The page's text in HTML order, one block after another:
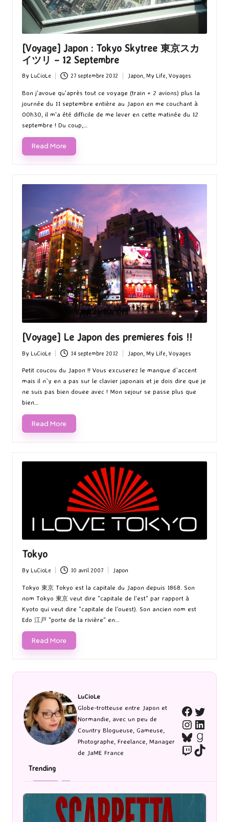
[Voyage] Japon : Tokyo Skytree 東京スカ
イツリ – 12 Septembre
Posted
by
By LuCioLe 27 septembre 2012
Posted
in
Japon, My Life, Voyages
Bon j'avoue qu'après tout ce voyage (train + 2 avions) plus la
journée du 11 septembre entière au Japon en me couchant à
00h30, il m'a été difficile de me lever en cette matinée du 12
septembre ! Du coup,…
Read More
[Voyage] Le Japon des premieres fois !!
Posted
by
By LuCioLe 14 septembre 2012
Posted
in
Japon My Life Voyages
Petit coucou du Japon !! Vous excuserez le manque d`accent
mais il n`y en a pas sur le clavier japonais et je dois dire que je
ne suis pas bien douee avec ! Mon sejour se passe plus que
bien…
Read More
Tokyo
Posted
by
By LuCioLe 10 avril 2007
Posted
Japon
Tokyo 東京 Tokyo est la capitale du Japon depuis 1868. Son
nom Tokyo 東京 veut dire "capitale de l'est" par rapport à
Kyoto qui veut dire "capitale de l'ouest). Son ancien nom est
Edo 江戸 "porte de la rivière" en…
Read More
LuCioLe
Globe-trotteuse entre Japon et
Normandie, avec un peu de
Country Blogueuse, Gameuse,
Photographe, Freelance, Manager
de JaME France
Bluesky
TwitchTikTok
Trending